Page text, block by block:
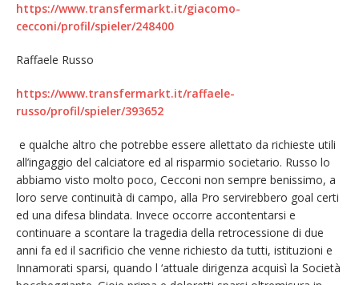
https://www.transfermarkt.it/giacomo-
cecconi/profil/spieler/248400
Raffaele Russo
https://www.transfermarkt.it/raffaele-
russo/profil/spieler/393652
e qualche altro che potrebbe essere allettato da richieste utili
all’ingaggio del calciatore ed al risparmio societario. Russo lo
abbiamo visto molto poco, Cecconi non sempre benissimo, a
loro serve continuità di campo, alla Pro servirebbero goal certi
ed una difesa blindata. Invece occorre accontentarsi e
continuare a scontare la tragedia della retrocessione di due
anni fa ed il sacrificio che venne richiesto da tutti, istituzioni e
Innamorati sparsi, quando l ‘attuale dirigenza acquisì la Società